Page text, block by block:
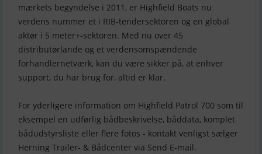
mærkets begyndelse i 2011, er Highfield Boats nu
verdens nummer et i RIB-tendersektoren og en global
aktør i 5 meter+-sektoren. Med nu over 45
distributørlande og et verdensomspændende
forhandlernetværk, kan du være sikker på, at enhver
support, du har brug for, altid er klar.
For yderligere information om Highfield Patrol 700 som til
eksempel en udførlig bådbeskrivelse, båddata, komplet
bådudstyrsliste eller flere fotos - kontakt venligst sælger
Herning Trailer- & Bådcenter via Send E-mail.